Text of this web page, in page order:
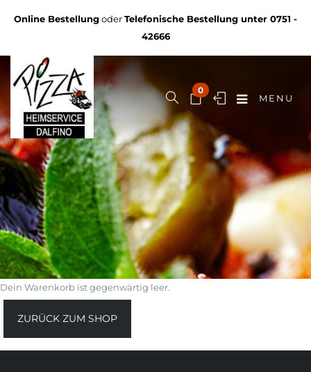
Online BestellungoderTelefonische Bestellung unter 0751 -
42666
0
MENU
Dein Warenkorb ist gegenwärtig leer.
ZURÜCK ZUM SHOP